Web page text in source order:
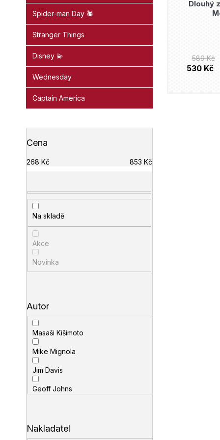
Spider-man Day 🕷️
Stranger Things
Disney 💫
Wednesday
Captain America
Cena
268 Kč 853 Kč
Na skladě
Akce
Novinka
Autor
Masaši Kišimoto
Mike Mignola
Jim Davis
Geoff Johns
Scott Snyder
Nakladatel
Dlouhý
589 Kč
530 Kč